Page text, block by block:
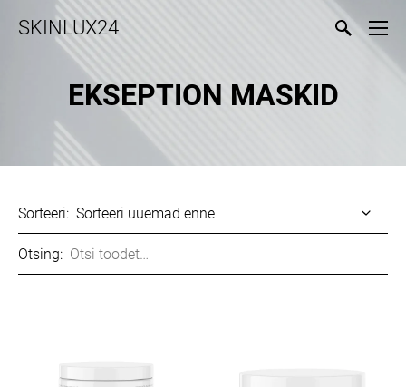
SKINLUX24
EKSEPTION MASKID
Sorteeri:
Otsing: